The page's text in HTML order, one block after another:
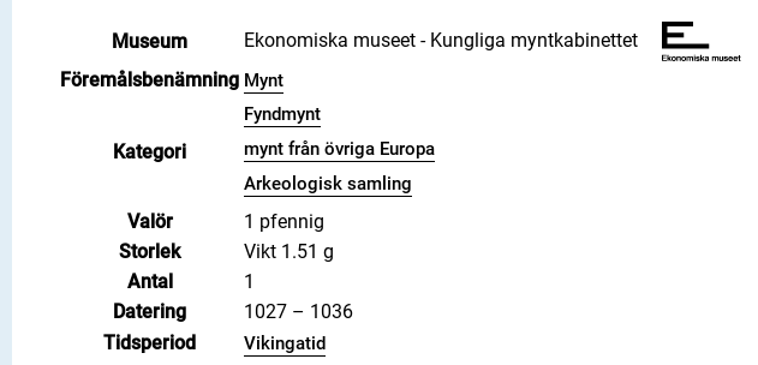
Museum
Ekonomiska museet - Kungliga myntkabinettet
Föremålsbenämning Mynt
Kategori
Fyndmynt
mynt från övriga Europa
Arkeologisk samling
Valör
1 pfennig
Storlek
Vikt 1.51 g
Antal
1
Datering
1027 – 1036
Tidsperiod
Vikingatid